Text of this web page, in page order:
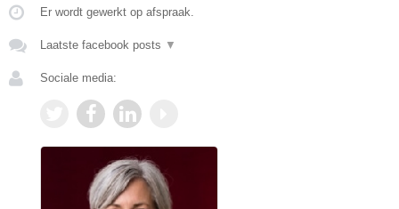
Er wordt gewerkt op afspraak.
Laatste facebook posts ▼
Sociale media: